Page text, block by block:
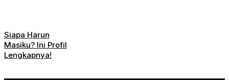
Siapa Harun
Masiku? Ini Profil
Lengkapnya!